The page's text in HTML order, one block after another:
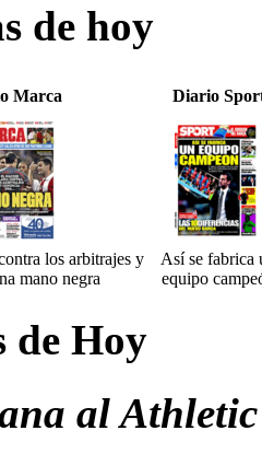
de hoy
Marca Diario
los arbitrajes y
mano negra
Así se fabrica
equipo
de Hoy
al